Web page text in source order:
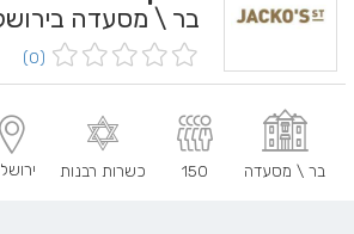
בר \ מסעדה
(0)
בר \ מסעדה 150 כשרות רבנות